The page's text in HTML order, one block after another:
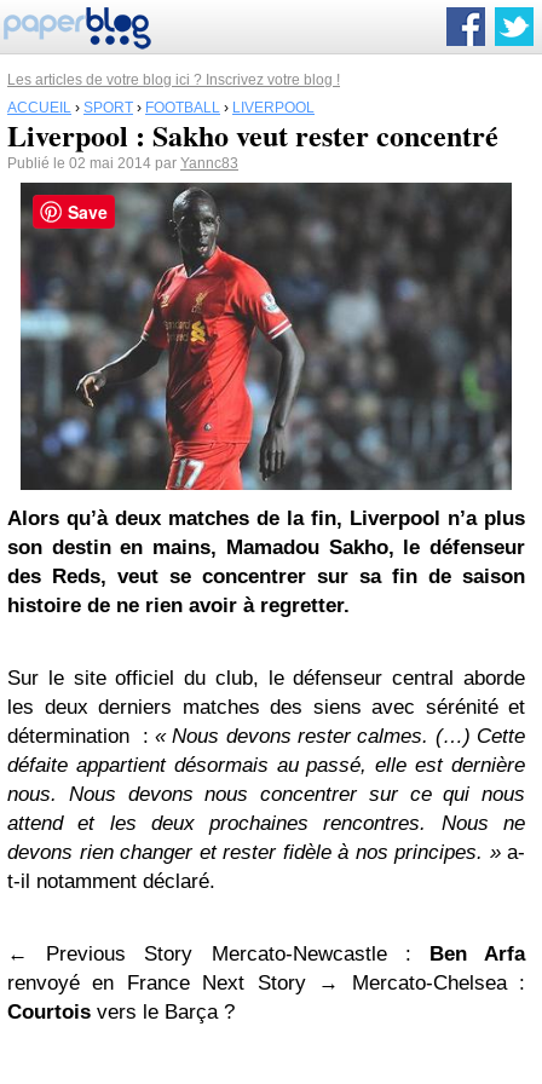
Les articles de votre blog ici ? Inscrivez votre blog !
ACCUEIL › SPORT › FOOTBALL › LIVERPOOL
Liverpool : Sakho veut rester concentré
Publié le 02 mai 2014 par Yannc83
Alors qu’à deux matches de la fin, Liverpool n’a plus
son destin en mains, Mamadou Sakho, le défenseur
des Reds, veut se concentrer sur sa fin de saison
histoire de ne rien avoir à regretter.
Sur le site officiel du club, le défenseur central aborde
les deux derniers matches des siens avec sérénité et
détermination : « Nous devons rester calmes. (…) Cette
défaite appartient désormais au passé, elle est dernière
nous. Nous devons nous concentrer sur ce qui nous
attend et les deux prochaines rencontres. Nous ne
devons rien changer et rester fidèle à nos principes. » a-
t-il notamment déclaré.
← Previous Story Mercato-Newcastle : Ben Arfa
renvoyé en France Next Story → Mercato-Chelsea :
Courtois vers le Barça ?
Save